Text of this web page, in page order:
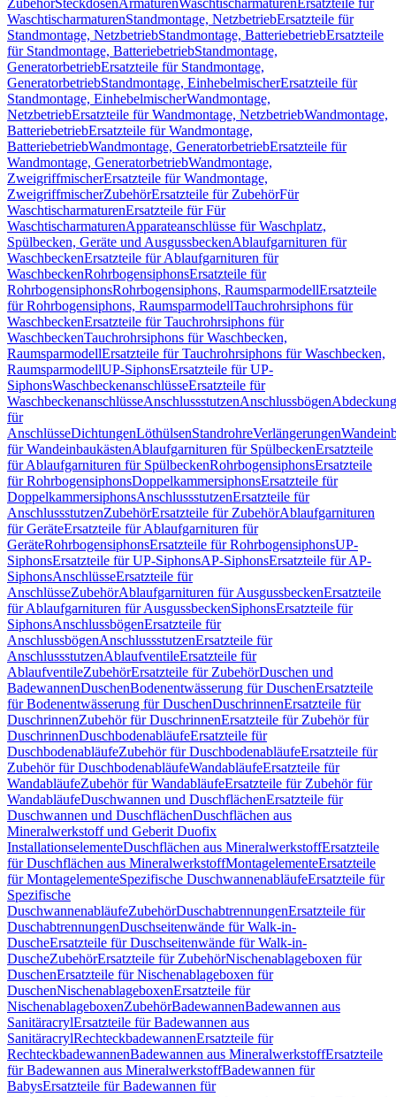
ZubehörSteckdosenArmaturenWaschtischarmaturen Ersatzteile für
WaschtischarmaturenStandmontage, NetzbetriebErsatzteile für
Standmontage, NetzbetriebStandmontage, BatteriebetriebErsatzteile
für Standmontage, BatteriebetriebStandmontage,
GeneratorbetriebErsatzteile für Standmontage,
GeneratorbetriebStandmontage, EinhebelmischerErsatzteile für
Standmontage, EinhebelmischerWandmontage,
NetzbetriebErsatzteile für Wandmontage, NetzbetriebWandmontage,
BatteriebetriebErsatzteile für Wandmontage,
BatteriebetriebWandmontage, GeneratorbetriebErsatzteile für
Wandmontage, GeneratorbetriebWandmontage,
ZweigriffmischerErsatzteile für Wandmontage,
ZweigriffmischerZubehörErsatzteile für ZubehörFür
WaschtischarmaturenErsatzteile für Für
WaschtischarmaturenApparateanschlüsse für Waschplatz,
Spülbecken, Geräte und AusgussbeckenAblaufgarnituren für
WaschbeckenErsatzteile für Ablaufgarnituren für
WaschbeckenRohrbogensiphonsErsatzteile für
RohrbogensiphonsRohrbogensiphons, RaumsparmodellErsatzteile
für Rohrbogensiphons, RaumsparmodellTauchrohrsiphons für
WaschbeckenErsatzteile für Tauchrohrsiphons für
WaschbeckenTauchrohrsiphons für Waschbecken,
RaumsparmodellErsatzteile für Tauchrohrsiphons für Waschbecken,
RaumsparmodellUP-SiphonsErsatzteile für UP-
SiphonsWaschbeckenanschlüsseErsatzteile für
WaschbeckenanschlüsseAnschlussstutzenAnschlussbögen
für
AnschlüsseDichtungenLöthülsenStandrohreVerlängerungen
für WandeinbaukästenAblaufgarnituren für SpülbeckenErsatzteile
für Ablaufgarnituren für SpülbeckenRohrbogensiphonsErsatzteile
für RohrbogensiphonsDoppelkammersiphonsErsatzteile für
DoppelkammersiphonsAnschlussstutzenErsatzteile für
AnschlussstutzenZubehörErsatzteile für ZubehörAblaufgarnituren
für GeräteErsatzteile für Ablaufgarnituren für
GeräteRohrbogensiphonsErsatzteile für RohrbogensiphonsUP-
SiphonsErsatzteile für UP-SiphonsAP-SiphonsErsatzteile für AP-
SiphonsAnschlüsseErsatzteile für
AnschlüsseZubehörAblaufgarnituren für AusgussbeckenErsatzteile
für Ablaufgarnituren für AusgussbeckenSiphonsErsatzteile für
SiphonsAnschlussbögenErsatzteile für
AnschlussbögenAnschlussstutzenErsatzteile für
AnschlussstutzenAblaufventileErsatzteile für
AblaufventileZubehörErsatzteile für ZubehörDuschen und
BadewannenDuschenBodenentwässerung für DuschenErsatzteile
für Bodenentwässerung für DuschenDuschrinnenErsatzteile für
DuschrinnenZubehör für DuschrinnenErsatzteile für Zubehör für
DuschrinnenDuschbodenabläufeErsatzteile für
DuschbodenabläufeZubehör für DuschbodenabläufeErsatzteile für
Zubehör für DuschbodenabläufeWandabläufeErsatzteile für
WandabläufeZubehör für WandabläufeErsatzteile für Zubehör für
WandabläufeDuschwannen und DuschflächenErsatzteile für
Duschwannen und DuschflächenDuschflächen aus
Mineralwerkstoff und Geberit Duofix
InstallationselementeDuschflächen aus MineralwerkstoffErsatzteile
für Duschflächen aus MineralwerkstoffMontagelementeErsatzteile
für MontagelementeSpezifische DuschwannenabläufeErsatzteile für
Spezifische
DuschwannenabläufeZubehörDuschabtrennungenErsatzteile für
DuschabtrennungenDuschseitenwände für Walk-in-
DuscheErsatzteile für Duschseitenwände für Walk-in-
DuscheZubehörErsatzteile für ZubehörNischenablageboxen für
DuschenErsatzteile für Nischenablageboxen für
DuschenNischenablageboxenErsatzteile für
NischenablageboxenZubehörBadewannenBadewannen aus
SanitäracrylErsatzteile für Badewannen aus
SanitäracrylRechteckbadewannenErsatzteile für
RechteckbadewannenBadewannen aus MineralwerkstoffErsatzteile
für Badewannen aus MineralwerkstoffBadewannen für
BabysErsatzteile für Badewannen für